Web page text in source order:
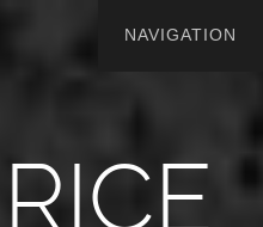
RICE